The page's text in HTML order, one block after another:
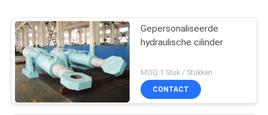
Gepersonaliseerde
hydraulische cilinder
MOQ:1 Stuk / Stukken
CONTACT